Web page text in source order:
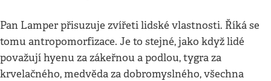
Pan Lamper přisuzuje zvířeti lidské vlastnosti. Říká se
tomu antropomorfizace. Je to stejné, jako když lidé
považují hyenu za zákeřnou a podlou, tygra za
krvelačného, medvěda za dobromyslného, všechna